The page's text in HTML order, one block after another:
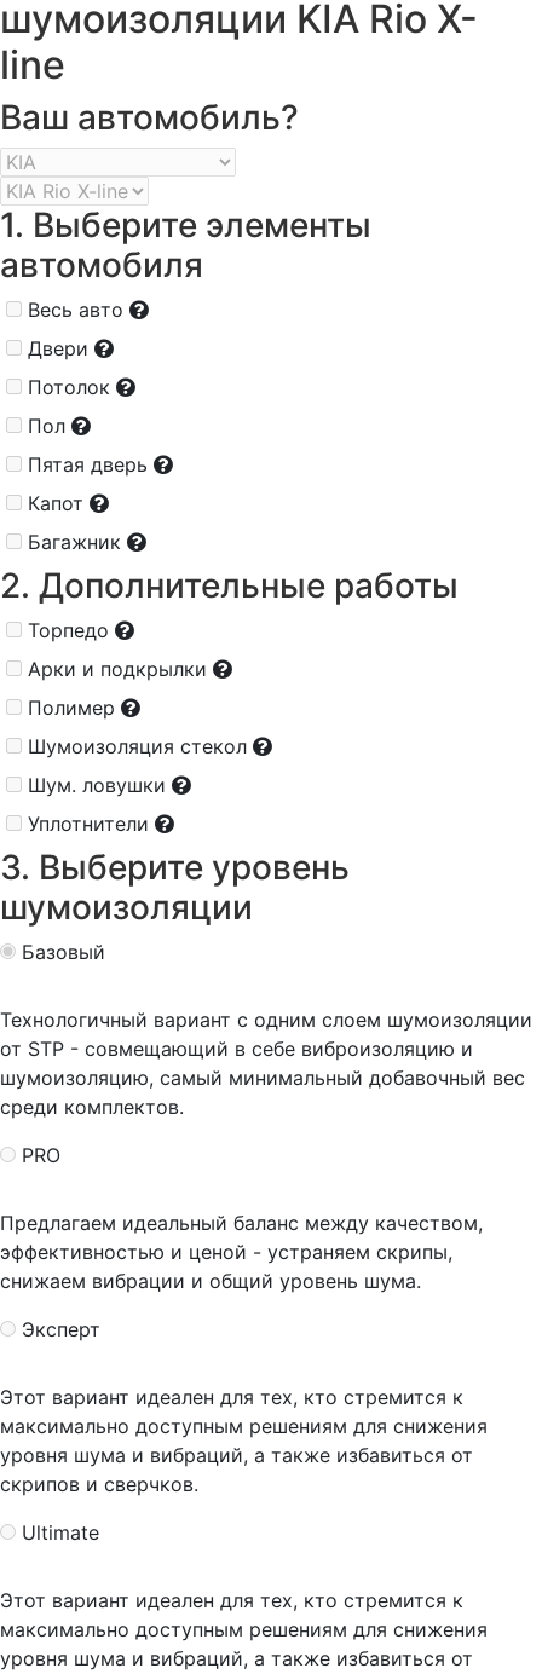
шумоизоляции KIA Rio X-
line
Ваш автомобиль?
1. Выберите элементы
автомобиля
Весь авто
Двери
Потолок
Пол
Пятая дверь
Капот
Багажник
2. Дополнительные работы
Торпедо
Арки и подкрылки
Полимер
Шумоизоляция стекол
Шум. ловушки
Уплотнители
3. Выберите уровень
шумоизоляции
Базовый
Технологичный вариант с одним слоем шумоизоляции
от STP - совмещающий в себе виброизоляцию и
шумоизоляцию, самый минимальный добавочный вес
среди комплектов.
PRO
Предлагаем идеальный баланс между качеством,
эффективностью и ценой - устраняем скрипы,
снижаем вибрации и общий уровень шума.
Эксперт
Этот вариант идеален для тех, кто стремится к
максимально доступным решениям для снижения
уровня шума и вибраций, а также избавиться от
скрипов и сверчков.
Ultimate
Этот вариант идеален для тех, кто стремится к
максимально доступным решениям для снижения
уровня шума и вибраций, а также избавиться от